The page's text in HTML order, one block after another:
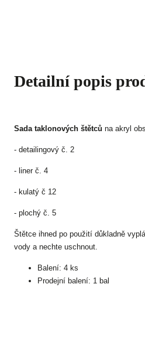
Detailní popis
Sada taklonových štětců na akryl
- detailingový č. 2
- liner č. 4
- kulatý č 12
- plochý č. 5
Štětce ihned po použití důkladně
vody a nechte uschnout.
Balení: 4 ks
Prodejní balení: 1 bal